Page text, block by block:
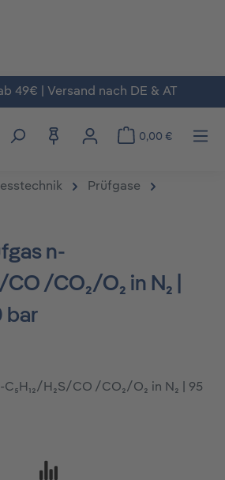
49€ | Versand nach DE & AT
0,00 €
Prüfgase
n-
CO /CO₂/O₂ in N₂ |
bar